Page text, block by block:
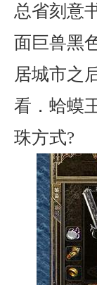
总省刻意
面巨兽黑
居城市之
看．蛤蟆
珠方式?